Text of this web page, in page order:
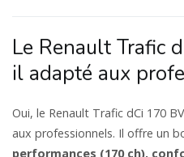
Le Renault Trafic
il adapté aux
Oui, le Renault Trafic dCi 170
aux professionnels. Il offre un
performances (170 ch),